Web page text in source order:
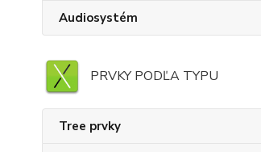
Audiosystém
PRVKY PODĽA TYPU
Tree prvky